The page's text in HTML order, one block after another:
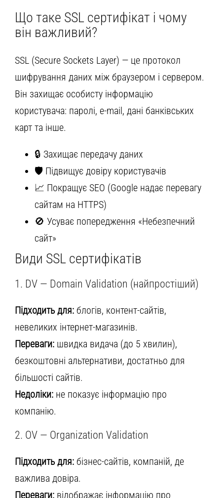
Що таке SSL сертифікат і чому
він важливий?
SSL (Secure Sockets Layer) — це протокол
шифрування даних між браузером і сервером.
Він захищає особисту інформацію
користувача: паролі, e-mail, дані банківських
карт та інше.
🔒 Захищає передачу даних
🛡 Підвищує довіру користувачів
📈 Покращує SEO (Google надає перевагу
сайтам на HTTPS)
🚫 Усуває попередження «Небезпечний
сайт»
Види SSL сертифікатів
1. DV — Domain Validation (найпростіший)
Підходить для: блогів, контент-сайтів,
невеликих інтернет-магазинів.
Переваги: швидка видача (до 5 хвилин),
безкоштовні альтернативи, достатньо для
більшості сайтів.
Недоліки: не показує інформацію про
компанію.
2. OV — Organization Validation
Підходить для: бізнес-сайтів, компаній, де
важлива довіра.
Переваги: відображає інформацію про